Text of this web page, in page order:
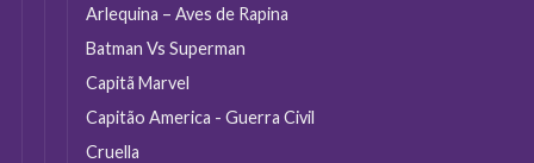
Arlequina – Aves de Rapina
Batman Vs Superman
Capitã Marvel
Capitão America - Guerra Civil
Cruella